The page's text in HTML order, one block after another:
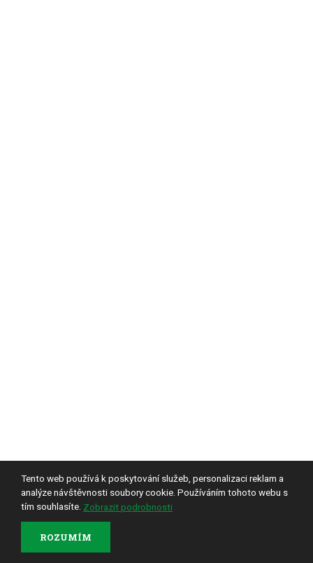
Tento web používá k poskytování služeb, personalizaci reklam a
analýze návštěvnosti soubory cookie. Používáním tohoto webu s
tím souhlasíte. Zobrazit podrobnosti
ROZUMÍM